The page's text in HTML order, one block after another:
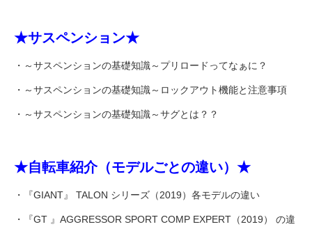
★サスペンション★
・～サスペンションの基礎知識～プリロードってなぁに？
・～サスペンションの基礎知識～ロックアウト機能と注意事項
・～サスペンションの基礎知識～サグとは？？
★自転車紹介（モデルごとの違い）★
・『GIANT』 TALON シリーズ（2019）各モデルの違い
・『GT 』AGGRESSOR SPORT COMP EXPERT（2019） の違